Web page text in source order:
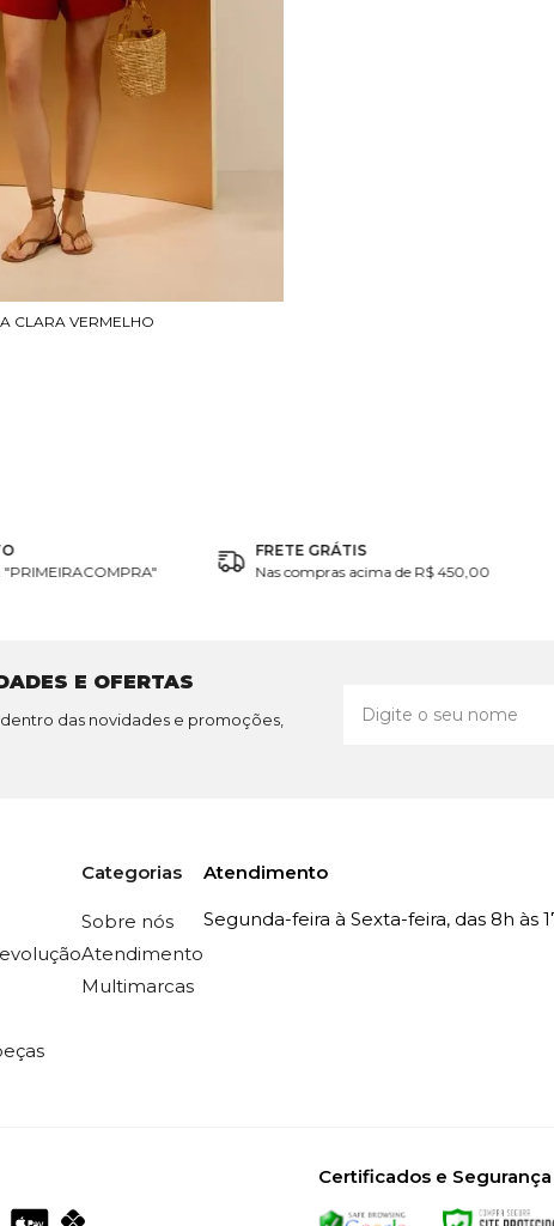
CLARA VERMELHO
FRETE GRÁTIS
Nas compras acima de R$ 450,00
E OFERTAS
das novidades e promoções,
Categorias
Sobre nós
Atendimento
Multimarcas
Atendimento
Segunda-feira à Sexta-feira, das 8h às
Certificados e Segurança